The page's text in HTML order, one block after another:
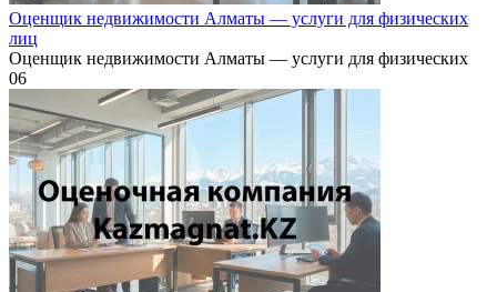
Оценщик недвижимости Алматы — услуги для физических
лиц
Оценщик недвижимости Алматы — услуги для физических
06